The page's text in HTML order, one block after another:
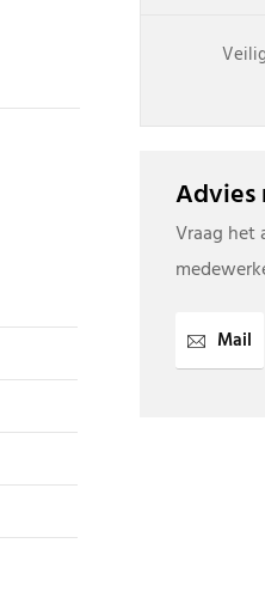
Advies
Vraag het
Mail